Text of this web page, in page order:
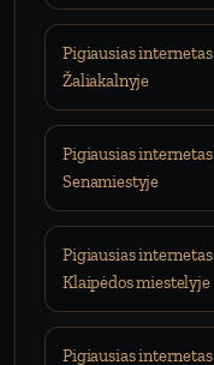
Pigiausias internetas
Žaliakalnyje
Pigiausias internetas
Senamiestyje
Pigiausias internetas
Klaipėdos miestelyje
Pigiausias internetas